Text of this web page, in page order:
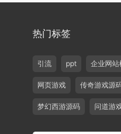
热门标签
引流 ppt 企业网站
网页游戏 传奇游戏源
梦幻西游源码 问道游